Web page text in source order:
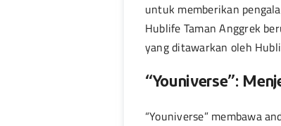
untuk memberikan
Hublife Taman Anggrek
yang ditawarkan oleh
“Youniverse”:
“Youniverse” membawa